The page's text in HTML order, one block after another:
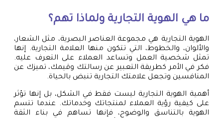
ما هي الهوية التجارية ولماذا تهم؟
الهوية التجارية هي مجموعة العناصر البصرية، مثل الشعار،
والألوان، والخطوط، التي تتكون منها العلامة التجارية. إنها
تمثل شخصية العمل وتساعد العملاء على التعرف عليه.
فكر في الأمر كطريقة التعبير عن رسالتك وقيمك، تميزك عن
المنافسين وتجعل علامتك التجارية تنبض بالحياة.
أهمية الهوية التجارية ليست فقط في الشكل، بل إنها تؤثر
على كيفية رؤية العملاء لمنتجاتك وخدماتك. عندما تتسم
الهوية بالتناسق والوضوح، فإنها تساهم في بناء الثقة